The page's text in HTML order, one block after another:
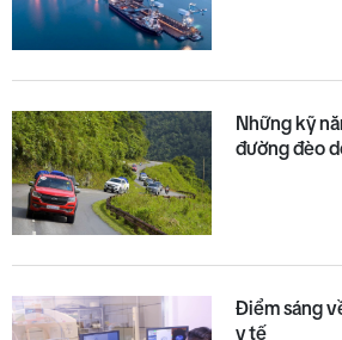
Những kỹ
đường đèo
Điểm sáng
y tế